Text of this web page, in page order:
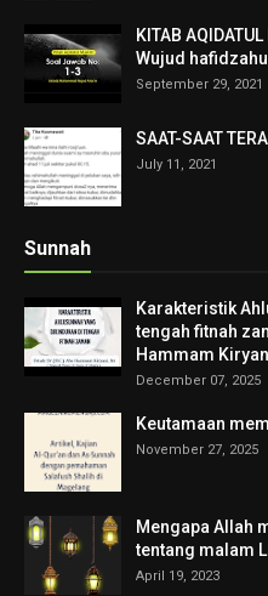
KITAB
Wujud
September 29, 2021
SAAT-SAAT
July 11, 2021
Sunnah
Karakteristik
tengah fitnah
Hammam
December 07, 2025
Keutamaan
November 27, 2025
Mengapa Allah
tentang malam
April 19, 2023